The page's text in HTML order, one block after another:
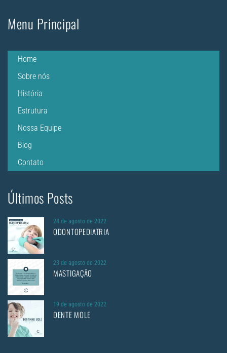
Menu Principal
Home
Sobre nós
História
Estrutura
Nossa Equipe
Blog
Contato
Últimos Posts
24 de agosto de 2022
ODONTOPEDIATRIA
23 de agosto de 2022
MASTIGAÇÃO
19 de agosto de 2022
DENTE MOLE